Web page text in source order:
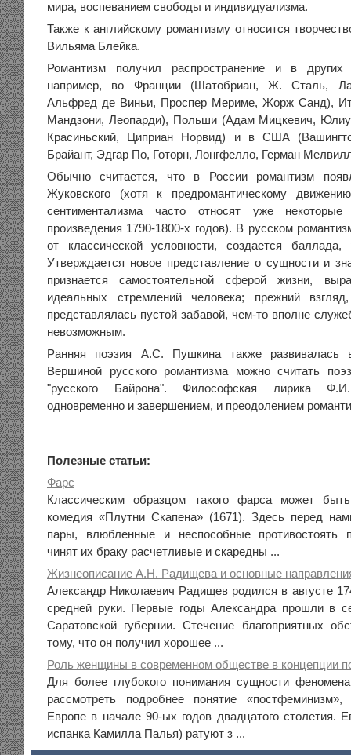
мира, воспеванием свободы и индивидуализма.
Также к английскому романтизму относится
Вильяма Блейка.
Романтизм получил распространение и в других
например, во Франции (Шатобриан, Ж. Сталь,
Альфред де Виньи, Проспер Мериме, Жорж Санд),
Мандзони, Леопарди), Польши (Адам Мицкевич,
Красиньский, Циприан Норвид) и в США
Брайант, Эдгар По, Готорн, Лонгфелло, Герман
Обычно считается, что в России романтизм
Жуковского (хотя к предромантическому
сентиментализма часто относят уже некоторые
произведения 1790-1800-х годов). В русском
от классической условности, создается баллада,
Утверждается новое представление о сущности и
признается самостоятельной сферой жизни,
идеальных стремлений человека; прежний
представлялась пустой забавой, чем-то вполне
невозможным.
Ранняя поэзия А.С. Пушкина также развивалась
Вершиной русского романтизма можно считать
"русского Байрона". Философская лирика
одновременно и завершением, и преодолением
Полезные статьи:
Фарс
Классическим образцом такого фарса может быть
комедия «Плутни Скапена» (1671). Здесь перед
пары, влюбленные и неспособные противостоять
чинят их браку расчетливые и скаредны ...
Жизнеописание А.Н. Радищева и основные
Александр Николаевич Радищев родился в августе
средней руки. Первые годы Александра прошли в
Саратовской губернии. Стечение благоприятных
тому, что он получил хорошее ...
Роль женщины в современном обществе в концепции
Для более глубокого понимания сущности
рассмотреть подробнее понятие
Европе в начале 90-ых годов двадцатого столетия.
испанка Камилла Палья) ратуют з ...